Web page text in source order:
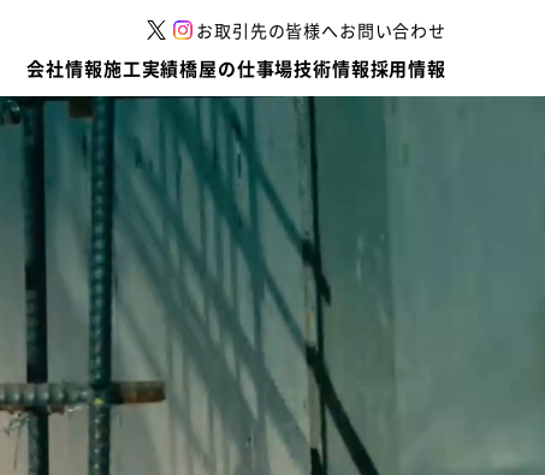
お取引先の皆様へお問い合わせ
会社情報施工実績橋屋の仕事場技術情報採用情報